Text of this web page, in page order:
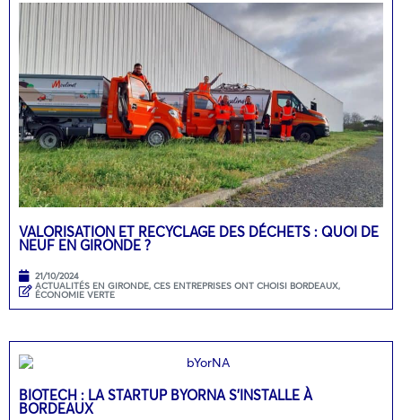
VALORISATION ET RECYCLAGE DES DÉCHETS : QUOI DE
NEUF EN GIRONDE ?
21/10/2024
ACTUALITÉS EN GIRONDE, CES ENTREPRISES ONT CHOISI BORDEAUX,
ÉCONOMIE VERTE
BIOTECH : LA STARTUP BYORNA S’INSTALLE À
BORDEAUX